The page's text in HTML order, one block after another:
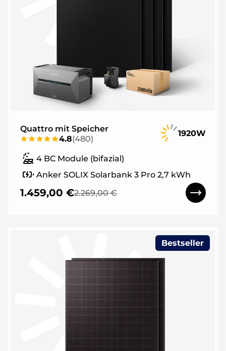
Quattro mit Speicher
4.8(480)
1920W
4 BC Module (bifazial)
Anker SOLIX Solarbank 3 Pro 2,7 kWh
1.459,00 €2.269,00 €
Bestseller